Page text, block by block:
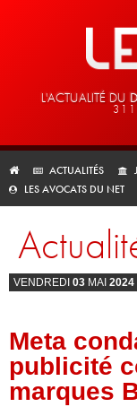
L'ACTUALITÉ DU
ACTUALITÉS
LES AVOCATS DU NET
VENDREDI 03 MAI 2024
Meta
publicité
marques